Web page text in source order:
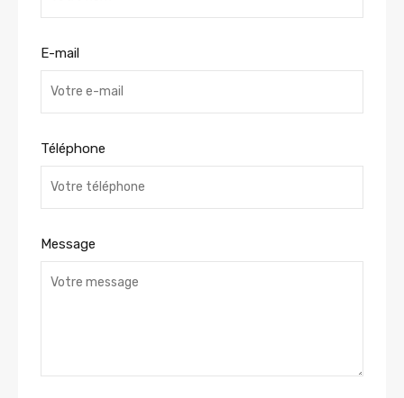
E-mail
Téléphone
Message